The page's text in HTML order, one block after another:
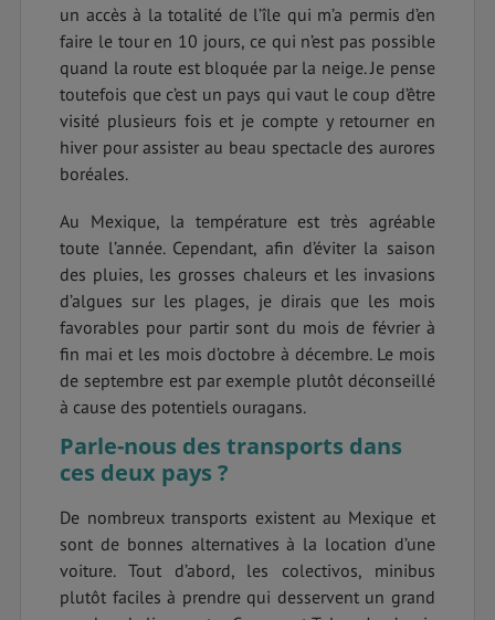
un accès à la totalité de l’île qui m’a permis d’en
faire le tour en 10 jours, ce qui n’est pas possible
quand la route est bloquée par la neige. Je pense
toutefois que c’est un pays qui vaut le coup d’être
visité plusieurs fois et je compte y retourner en
hiver pour assister au beau spectacle des aurores
boréales.
Au Mexique, la température est très agréable
toute l’année. Cependant, afin d’éviter la saison
des pluies, les grosses chaleurs et les invasions
d’algues sur les plages, je dirais que les mois
favorables pour partir sont du mois de février à
fin mai et les mois d’octobre à décembre. Le mois
de septembre est par exemple plutôt déconseillé
à cause des potentiels ouragans.
Parle-nous des transports dans
ces deux pays ?
De nombreux transports existent au Mexique et
sont de bonnes alternatives à la location d’une
voiture. Tout d’abord, les colectivos, minibus
plutôt faciles à prendre qui desservent un grand